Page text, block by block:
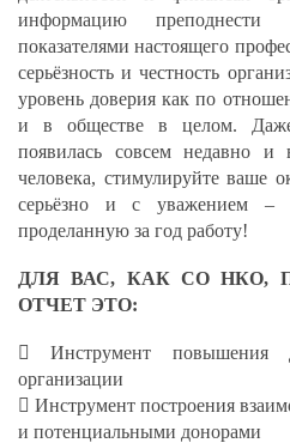
информацию преподнести
показателями настоящего
серьёзность и честность
уровень доверия как по
и в обществе в целом.
появилась совсем недавно и
человека, стимулируйте ваше
серьёзно и с уважением –
проделанную за год работу!
ДЛЯ ВАС, КАК СО НКО,
ОТЧЕТ ЭТО:
 Инструмент повышения
организации
 Инструмент построения
и потенциальными донорами